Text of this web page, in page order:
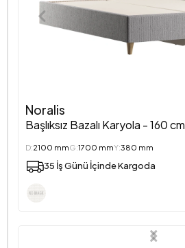
Noralis
Başlıksız Bazalı Karyola - 160 cm
D:2100 mmG:1700 mmY:380 mm
35 İş Günü İçinde Kargoda